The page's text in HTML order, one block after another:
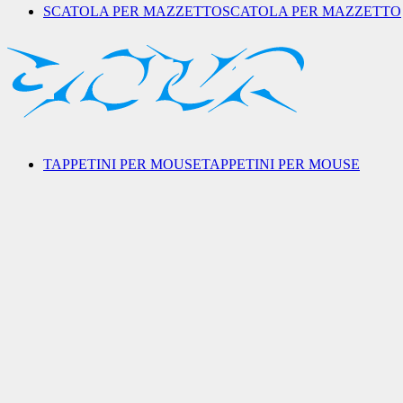
SCATOLA PER MAZZETTOSCATOLA PER MAZZETTO
TAPPETINI PER MOUSETAPPETINI PER MOUSE